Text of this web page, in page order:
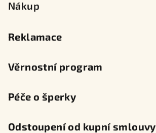
Nákup
Reklamace
Věrnostní program
Péče o šperky
Odstoupení od kupní smlouvy